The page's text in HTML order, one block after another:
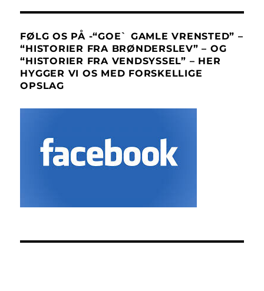
FØLG OS PÅ -“GOE` GAMLE VRENSTED” –
“HISTORIER FRA BRØNDERSLEV” – OG
“HISTORIER FRA VENDSYSSEL” – HER
HYGGER VI OS MED FORSKELLIGE
OPSLAG